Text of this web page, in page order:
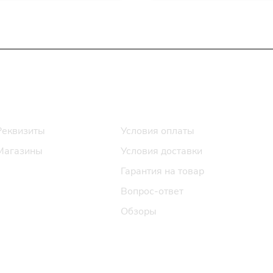
Условия оплаты
Условия доставки
Гарантия на товар
Вопрос-ответ
Обзоры